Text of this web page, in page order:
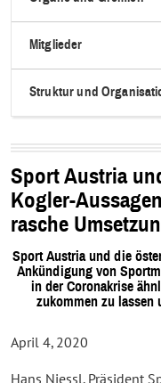
Mitglieder
Struktur und
Sport Austria
Kogler-
rasche
Sport Austria und die
Ankündigung von
in der Coronakrise
zukommen zu lassen
April 4, 2020
Hans Niessl, Präsident